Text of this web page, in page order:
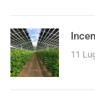
11